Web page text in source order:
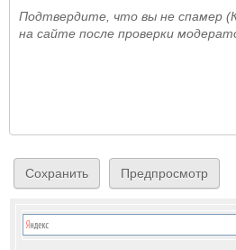
Подтвердите, что вы не спамер
на сайте после проверки